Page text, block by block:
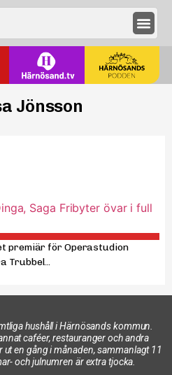
Jönsson
premiär för Operastudion
Trubbel...
hushåll i Härnösands kommun.
caféer, restauranger och andra
en gång i månaden, sammanlagt 11
och julnumren är extra tjocka.